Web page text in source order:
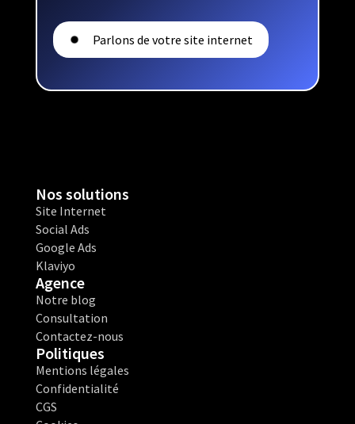
Parlons de votre site internet
Nos solutions
Site Internet
Social Ads
Google Ads
Klaviyo
Agence
Notre blog
Consultation
Contactez-nous
Politiques
Mentions légales
Confidentialité
CGS